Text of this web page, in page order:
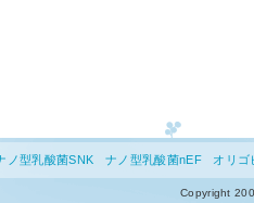
ノ型乳酸菌SNK ナノ型乳酸菌nEF オリゴ
Copyright